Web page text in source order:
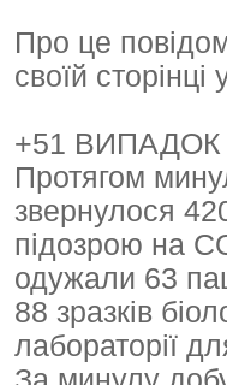
Про це
своїй
+51 ВИПАДОК
Протягом
звернулося
підозрою на
одужали 63
88 зразків
лабораторії